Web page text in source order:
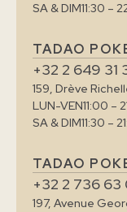
SA & DIM11:30 –
TADAO
+32 2 649 31
159, Drève
LUN-VEN11:00 –
SA & DIM11:30 –
TADAO
+32 2 736 63
197, Avenue